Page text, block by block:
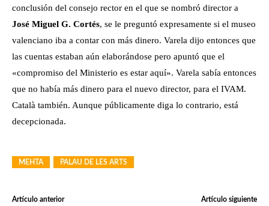
conclusión del consejo rector en el que se nombró director a
José Miguel G. Cortés, se le preguntó expresamente si el museo
valenciano iba a contar con más dinero. Varela dijo entonces que
las cuentas estaban aún elaborándose pero apuntó que el
«compromiso del Ministerio es estar aquí». Varela sabía entonces
que no había más dinero para el nuevo director, para el IVAM.
Català también. Aunque públicamente diga lo contrario, está
decepcionada.
MEHTA PALAU DE LES ARTS
Artículo anterior Artículo siguiente